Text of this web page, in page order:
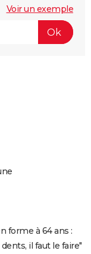
Voir un exemple
forme à 64 ans :
il faut le faire"